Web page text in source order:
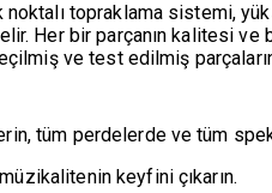
topraklama sistemi,
Her bir parçanın kalitesi ve
ve test edilmiş parçaların
tüm perdelerde ve tüm
keyfini çıkarın.